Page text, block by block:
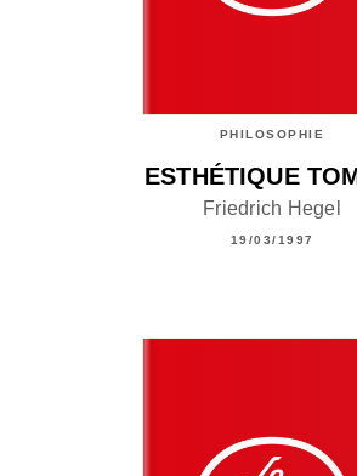
PHILOSOPHIE
ESTHÉTIQUE
Friedrich Hegel
19/03/1997